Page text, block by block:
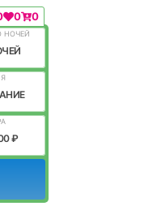
0 0
НОЧЕЙ
₽